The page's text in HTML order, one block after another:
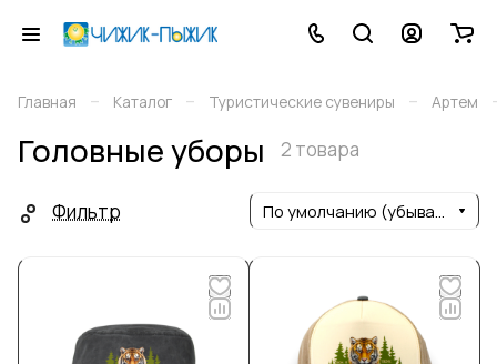
Главная – Каталог – Туристические сувениры – Артем
Головные уборы 2 товара
Фильтр По умолчанию (убывание)